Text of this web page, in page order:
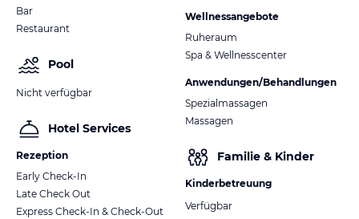
Bar
Restaurant
Pool
Nicht verfügbar
Hotel Services
Rezeption
Early Check-In
Late Check Out
Express Check-In & Check-Out
Wellnessangebote
Ruheraum
Spa & Wellnesscenter
Anwendungen/Behandlungen
Spezialmassagen
Massagen
Familie & Kinder
Kinderbetreuung
Verfügbar